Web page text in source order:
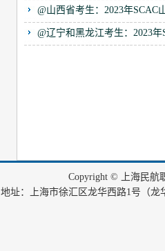
@山西省考生：2023年
@辽宁和黑龙江考生：2023
Copyright © 上海民航
地址：上海市徐汇区龙华西路1号（龙